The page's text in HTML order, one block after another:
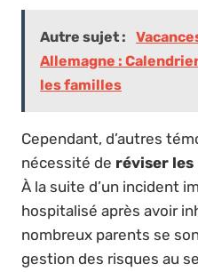
Autre sujet :
Allemagne :
les familles
Cependant, d’autres
nécessité de réviser
À la suite d’un incident
hospitalisé après avoir
nombreux parents se
gestion des risques au